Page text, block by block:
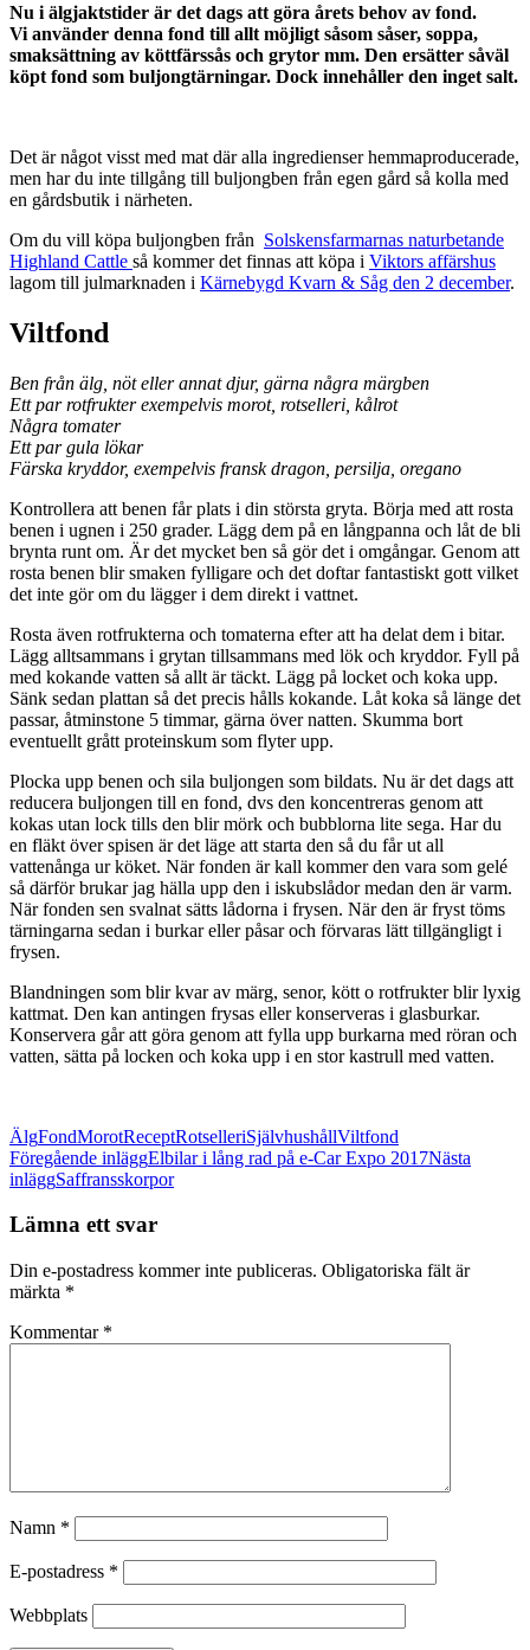
Nu i älgjaktstider är det dags att göra årets behov av fond.
Vi använder denna fond till allt möjligt såsom såser, soppa,
smaksättning av köttfärssås och grytor mm. Den ersätter såväl
köpt fond som buljongtärningar. Dock innehåller den inget salt.
Det är något visst med mat där alla ingredienser hemmaproducerade,
men har du inte tillgång till buljongben från egen gård så kolla med
en gårdsbutik i närheten.
Om du vill köpa buljongben från Solskensfarmarnas naturbetande
Highland Cattle så kommer det finnas att köpa i Viktors affärshus
lagom till julmarknaden i Kärnebygd Kvarn & Såg den 2 december.
Viltfond
Ben från älg, nöt eller annat djur, gärna några märgben
Ett par rotfrukter exempelvis morot, rotselleri, kålrot
Några tomater
Ett par gula lökar
Färska kryddor, exempelvis fransk dragon, persilja, oregano
Kontrollera att benen får plats i din största gryta. Börja med att rosta
benen i ugnen i 250 grader. Lägg dem på en långpanna och låt de bli
brynta runt om. Är det mycket ben så gör det i omgångar. Genom att
rosta benen blir smaken fylligare och det doftar fantastiskt gott vilket
det inte gör om du lägger i dem direkt i vattnet.
Rosta även rotfrukterna och tomaterna efter att ha delat dem i bitar.
Lägg alltsammans i grytan tillsammans med lök och kryddor. Fyll på
med kokande vatten så allt är täckt. Lägg på locket och koka upp.
Sänk sedan plattan så det precis hålls kokande. Låt koka så länge det
passar, åtminstone 5 timmar, gärna över natten. Skumma bort
eventuellt grått proteinskum som flyter upp.
Plocka upp benen och sila buljongen som bildats. Nu är det dags att
reducera buljongen till en fond, dvs den koncentreras genom att
kokas utan lock tills den blir mörk och bubblorna lite sega. Har du
en fläkt över spisen är det läge att starta den så du får ut all
vattenånga ur köket. När fonden är kall kommer den vara som gelé
så därför brukar jag hälla upp den i iskubslådor medan den är varm.
När fonden sen svalnat sätts lådorna i frysen. När den är fryst töms
tärningarna sedan i burkar eller påsar och förvaras lätt tillgängligt i
frysen.
Blandningen som blir kvar av märg, senor, kött o rotfrukter blir lyxig
kattmat. Den kan antingen frysas eller konserveras i glasburkar.
Konservera går att göra genom att fylla upp burkarna med röran och
vatten, sätta på locken och koka upp i en stor kastrull med vatten.
ÄlgFondMorotReceptRotselleriSjälvhushållViltfond
Inläggsnavigering
Föregående inläggElbilar i lång rad på e-Car Expo 2017Nästa
inläggSaffransskorpor
Lämna ett svar
Din e-postadress kommer inte publiceras. Obligatoriska fält är
märkta *
Kommentar *
Namn *
E-postadress *
Webbplats